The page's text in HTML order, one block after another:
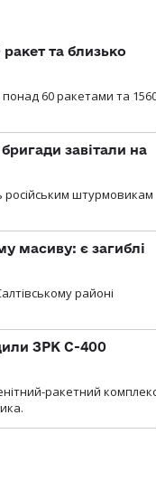
та близько
понад 60 ракетами та
завітали на
штурмовикам
масиву: є загиблі
районі
ЗРК С-400
ракетний